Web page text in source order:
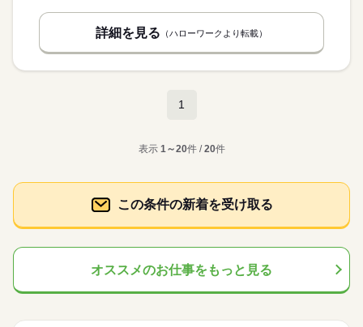
詳細を見る （ハローワークより転載）
1
表示 1～20件 /20件
この条件の新着を受け取る
オススメのお仕事をもっと見る